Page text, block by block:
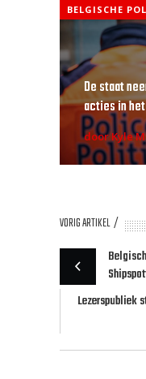
BELGISCHE
De staat
acties in
door Kyle
VORIG ARTIKEL
Lezerspubliek